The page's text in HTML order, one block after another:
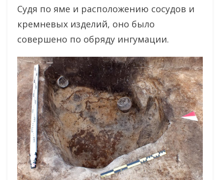
Судя по яме и расположению сосудов и
кремневых изделий, оно было
совершено по обряду ингумации.